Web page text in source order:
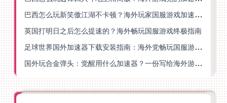
巴西怎么玩新笑傲江湖不卡顿？海外玩家国服游戏加速终极指南（附猫和老鼠一梦江湖实测）
英国打明日之后怎么提速的？海外畅玩国服游戏终极指南
足球世界国外加速器下载安装指南：海外党畅玩国服游戏的终极解决方案
国外玩合金弹头：觉醒用什么加速器？一份写给海外游子的畅玩指南